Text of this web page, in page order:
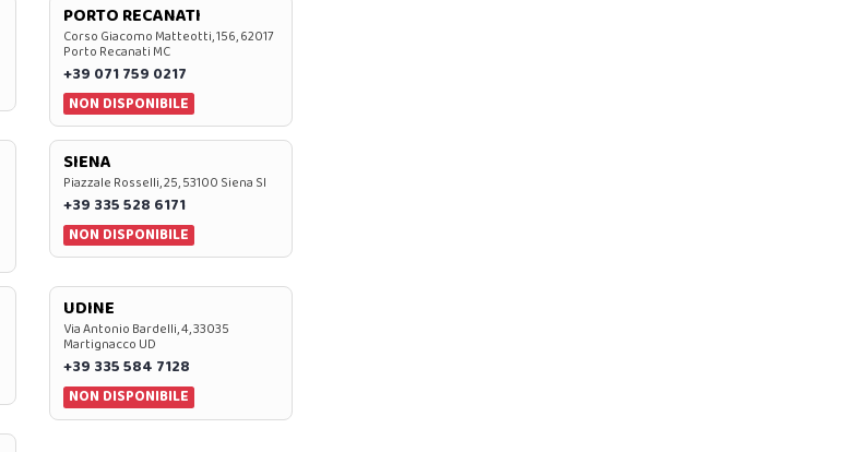
PORTO RECANATI
Corso Giacomo Matteotti, 156, 62017
Porto Recanati MC
+39 071 759 0217
NON DISPONIBILE
SIENA
Piazzale Rosselli, 25, 53100 Siena SI
+39 335 528 6171
NON DISPONIBILE
UDINE
Via Antonio Bardelli, 4, 33035
Martignacco UD
+39 335 584 7128
NON DISPONIBILE